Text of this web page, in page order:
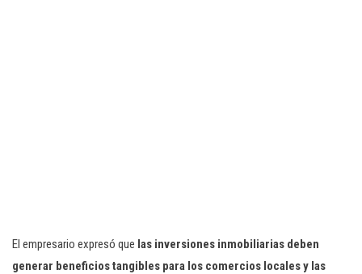
El empresario expresó que las inversiones inmobiliarias deben
generar beneficios tangibles para los comercios locales y las